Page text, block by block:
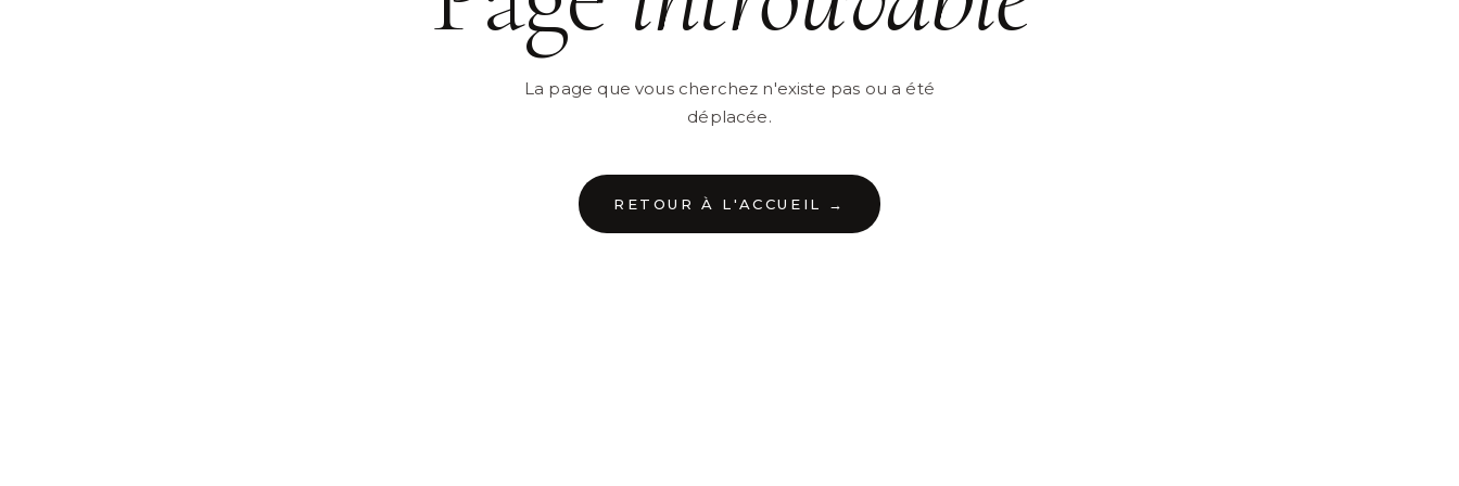
La page que vous cherchez n'existe pas ou a été
déplacée.
RETOUR À L'ACCUEIL →